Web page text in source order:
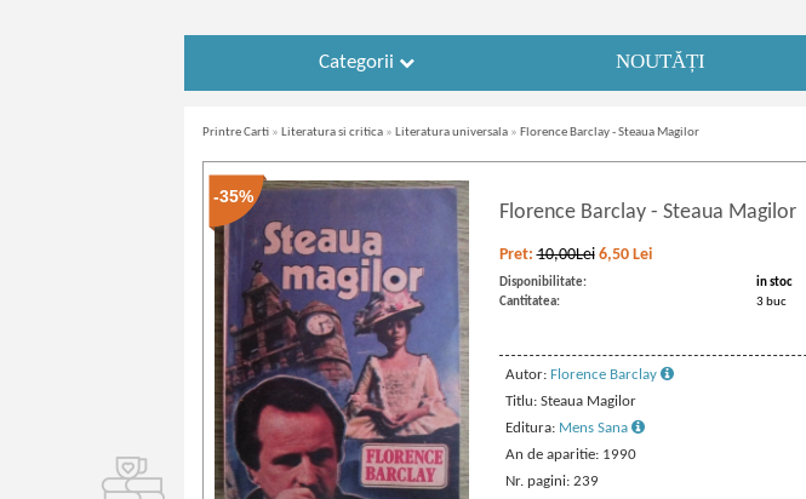
Categorii NOUTĂȚI
Printre Carti » Literatura si critica » Literatura universala » Florence Barclay - Steaua Magilor
-35%
Florence Barclay - Steaua Magilor
Pret:10,00Lei 6,50 Lei
Disponibilitate:
in stoc
Cantitatea:
3 buc
Autor: Florence Barclay
Titlu: Steaua Magilor
Editura: Mens Sana
An de aparitie: 1990
Nr. pagini: 239